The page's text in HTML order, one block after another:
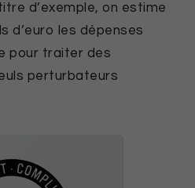
d’exemple, on estime
d’euro les dépenses
pour traiter des
perturbateurs